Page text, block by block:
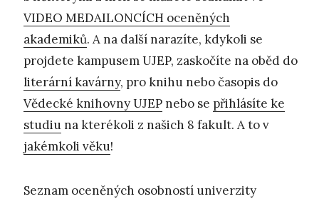
VIDEO MEDAILONCÍCH oceněných
akademiků. A na další narazíte, kdykoli se
projdete kampusem UJEP, zaskočíte na oběd do
literární kavárny, pro knihu nebo časopis do
Vědecké knihovny UJEPnebo se přihlásíte ke
studiuna kterékoli z našich 8 fakult. A to v
jakémkoli věku!
Seznam oceněných osobností univerzity